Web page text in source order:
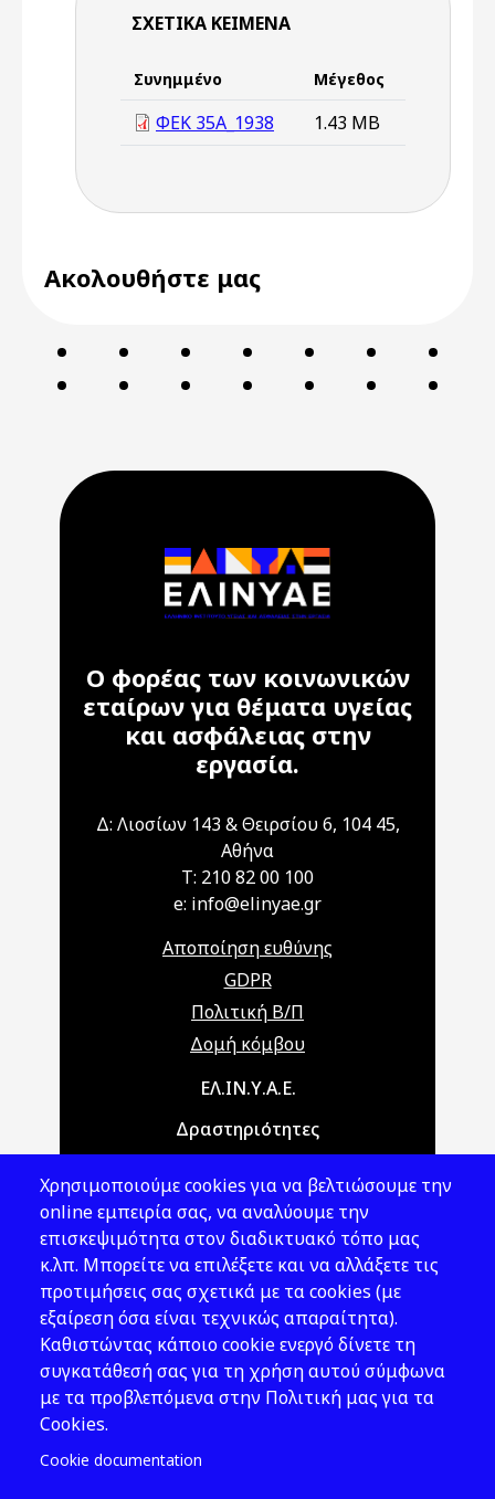
ΣΧΕΤΙΚΆ ΚΕΊΜΕΝΑ
Συνημμένο Μέγεθος
ΦΕΚ 35Α_1938 1.43 MB
Ακολουθήστε μας
Ο φορέας των κοινωνικών
εταίρων για θέματα υγείας
και ασφάλειας στην
εργασία.
Δ: Λιοσίων 143 & Θειρσίου 6, 104 45,
Αθήνα
T: 210 82 00 100
e: info@elinyae.gr
Αποποίηση ευθύνης
GDPR
Πολιτική Β/Π
Δομή κόμβου
Main navigationΕΛ.ΙΝ.Υ.Α.Ε.
Δραστηριότητες
Νομοθεσία
Εκδόσεις
Νέα - Εκδηλώσεις
Ακολουθήστε μας
Χρησιμοποιούμε cookies για να βελτιώσουμε την
online εμπειρία σας, να αναλύουμε την
επισκεψιμότητα στον διαδικτυακό τόπο μας
κ.λπ. Μπορείτε να επιλέξετε και να αλλάξετε τις
προτιμήσεις σας σχετικά με τα cookies (με
εξαίρεση όσα είναι τεχνικώς απαραίτητα).
Καθιστώντας κάποιο cookie ενεργό δίνετε τη
συγκατάθεσή σας για τη χρήση αυτού σύμφωνα
με τα προβλεπόμενα στην Πολιτική μας για τα
Cookies.
Cookie documentation